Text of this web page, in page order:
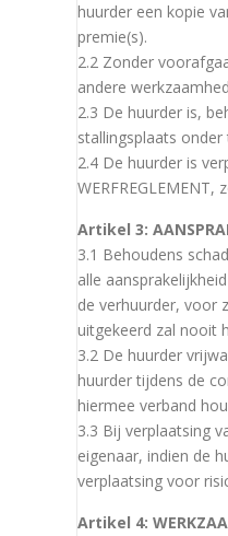
huurder een kopie
premie(s).
2.2 Zonder
andere
2.3 De huurder is,
stallingsplaats
2.4 De huurder is
Artikel 3:
3.1 Behoudens
alle
de verhuurder, voor
uitgekeerd zal nooit
3.2 De huurder
huurder tijdens de
hiermee verband
3.3 Bij verplaatsing
eigenaar, indien de
verplaatsing voor
Artikel 4: